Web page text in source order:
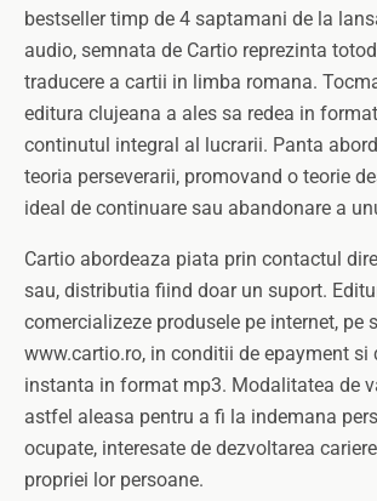
bestseller timp de 4 saptamani de la
audio, semnata de Cartio reprezinta
traducere a cartii in limba romana.
editura clujeana a ales sa redea in
continutul integral al lucrarii. Panta
teoria perseverarii, promovand o teorie
ideal de continuare sau abandonare a
Cartio abordeaza piata prin contactul
sau, distributia fiind doar un suport.
comercializeze produsele pe internet, pe
www.cartio.ro, in conditii de epayment si
instanta in format mp3. Modalitatea de
astfel aleasa pentru a fi la indemana
ocupate, interesate de dezvoltarea
propriei lor persoane.